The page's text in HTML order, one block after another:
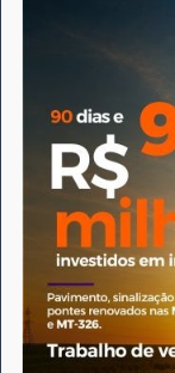
A história do
Canarana - MT,
que chegou a
publicadas 691
políticos, policiais
origem, pautado
imparcialidade,
da praça" de
relato dos fatos
circulou a última
tem veiculação